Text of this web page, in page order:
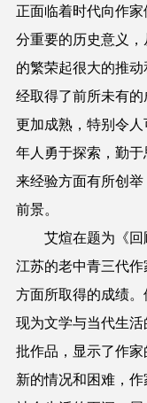
正面临着时代向作
分重要的历史意义
的繁荣起很大的推
经取得了前所未有
更加成熟，特别令
年人勇于探索，勤
来经验方面有所创
前景。
艾煊在题为《回
江苏的老中青三代
方面所取得的成绩
现为文学与当代生
批作品，显示了作
新的情况和困难，